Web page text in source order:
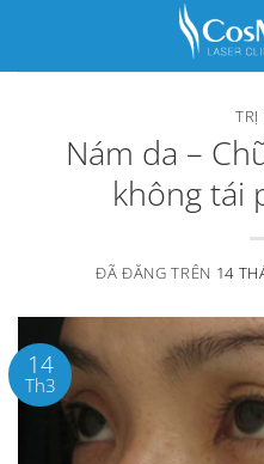
TRỊ
Nám da –
không tái
ĐÃ ĐĂNG TRÊN 14
14
Th3